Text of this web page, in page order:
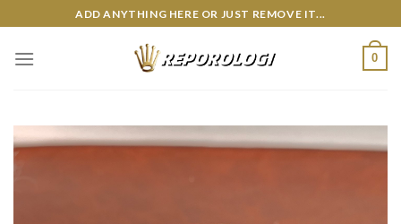
to
content
ADD ANYTHING HERE OR JUST REMOVE IT...
0